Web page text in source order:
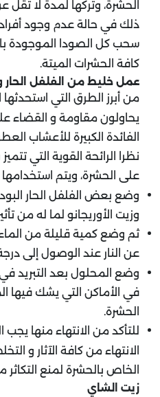
الحشرة، وتركها لمدة لا
ذلك في حالة عدم وجود أفراد
سحب كل الصودا الموجودة
كافة الحشرات الميتة.
عمل خليط من الفلفل الحار
من أبرز الطرق التي
يحاولون مقاومة و القضاء
الفائدة الكبيرة للأعشاب
نظرا الرائحة القوية التي
على الحشرة، ويتم استخدامها
وضع بعض الفلفل الحار
وزيت الأوريجانو لما له من
ثم وضع كمية قليلة من
عن النار عند الوصول إلى
وضع المحلول بعد التبريد
في الأماكن التي يشك فيها
الحشرة.
للتأكد من الانتهاء منها يجب
الانتهاء من كافة الآثار و
الخاص بالحشرة لمنع التكاثر
زيت الشاي